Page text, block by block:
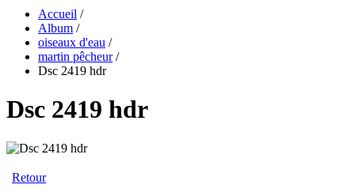
Accueil /
Album /
oiseaux d'eau /
martin pêcheur /
Dsc 2419 hdr
Dsc 2419 hdr
Retour